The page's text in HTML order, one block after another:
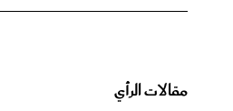
مقالات الرأي